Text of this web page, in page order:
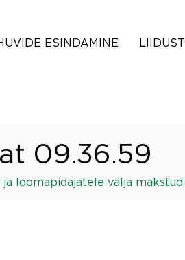
ESINDAMINE LIIDUST
09.36.59
loomapidajatele välja makstud